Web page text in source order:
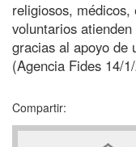
religiosos,
voluntarios
gracias al apoyo de
(Agencia Fides 14/
Compartir: